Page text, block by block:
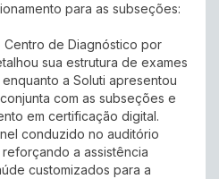
para as subseções:
Centro de Diagnóstico por
sua estrutura de exames
a Soluti apresentou
com as subseções e
em certificação digital.
conduzido no auditório
a assistência
customizados para a